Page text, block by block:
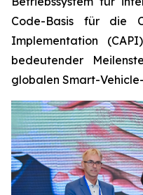
Code-Basis für die
Implementation
bedeutender
globalen Smart-